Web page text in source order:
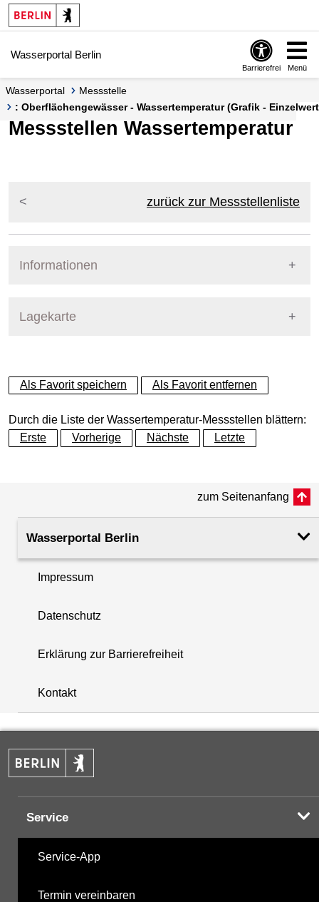
Springe zur Navigation
Springe zum Inhalt
Wasserportal Berlin
Barrierefrei Menü
Wasserportal
Messstelle
: Oberflächengewässer - Wassertemperatur (Grafik -
Messstellen Wassertemperatur
zurück zur Messstellenliste
Informationen
Lagekarte
+
−
+
−
Als Favorit speichern Als Favorit entfernen
Durch die Liste der Wassertemperatur-Messstellen blättern:
Erste
Vorherige Nächste Letzte
zum Seitenanfang
Wasserportal Berlin
Impressum
Datenschutz
Erklärung zur Barrierefreiheit
Kontakt
Service
Service-App
Termin vereinbaren